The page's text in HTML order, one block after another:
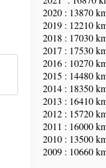
2020 : 13870
2019 : 12210
2018 : 17030
2017 : 17530
2016 : 10270
2015 : 14480
2014 : 18350
2013 : 16410
2012 : 15720
2011 : 16000
2010 : 13500
2009 : 10660